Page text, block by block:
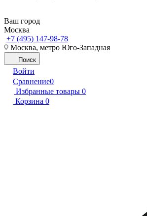
Ваш город
Москва
+7 (495) 147-98-78
Москва, метро Юго-Западная
Поиск
Войти
Сравнение0
Избранные товары 0
Корзина 0